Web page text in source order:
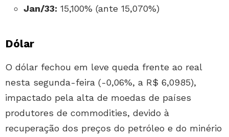
Jan/33: 15,100% (ante 15,070%)
Dólar
O dólar fechou em leve queda frente ao real
nesta segunda-feira (-0,06%, a R$ 6,0985),
impactado pela alta de moedas de países
produtores de commodities, devido à
recuperação dos preços do petróleo e do minério